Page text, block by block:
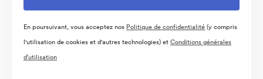
En poursuivant, vous acceptez nos Politique de confidentialité(y compris
l'utilisation de cookies et d'autres technologies) etConditions générales
d’utilisation